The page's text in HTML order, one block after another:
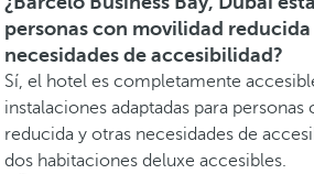
personas con movilidad
necesidades de accesibilidad?
Sí, el hotel es completamente
instalaciones adaptadas para
reducida y otras necesidades de
dos habitaciones deluxe accesibles.